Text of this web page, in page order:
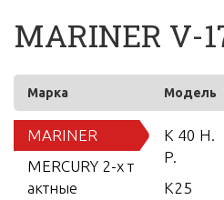
MARINER V-
Марка Модель
MARINER
MERCURY 2-х т
актные
K 40 H.
P.
K25